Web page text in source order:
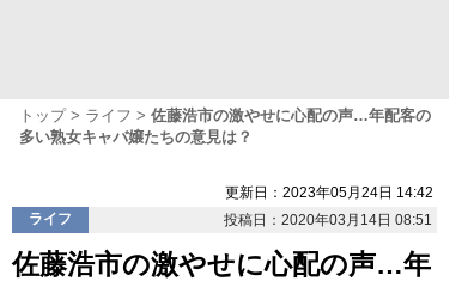
トップ ライフ
佐藤浩市の激やせに心配の声…年配客の
多い熟女キャバ嬢たちの意見は？
更新日：2023年05月24日 14:42
ライフ
投稿日：2020年03月14日 08:51
佐藤浩市の激やせに心配の声…年